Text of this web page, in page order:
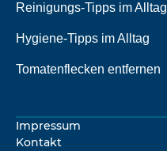
Reinigungs-Tipps im Alltag
Hygiene-Tipps im Alltag
Tomatenflecken entfernen
Impressum
Kontakt